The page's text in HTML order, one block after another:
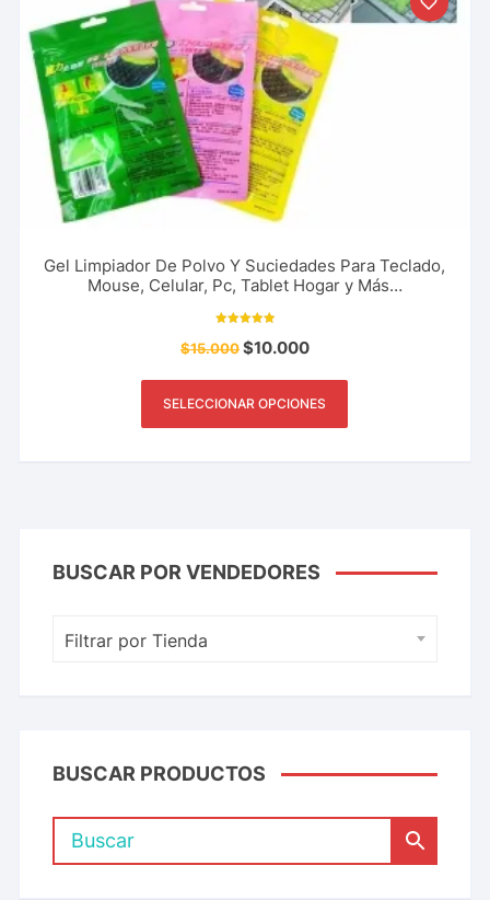
Gel Limpiador De Polvo Y Suciedades Para Teclado,
Mouse, Celular, Pc, Tablet Hogar y Más…
5.00
de 5
$15.000$10.000
SELECCIONAR OPCIONES
BUSCAR POR VENDEDORES
Filtrar por Tienda
BUSCAR PRODUCTOS